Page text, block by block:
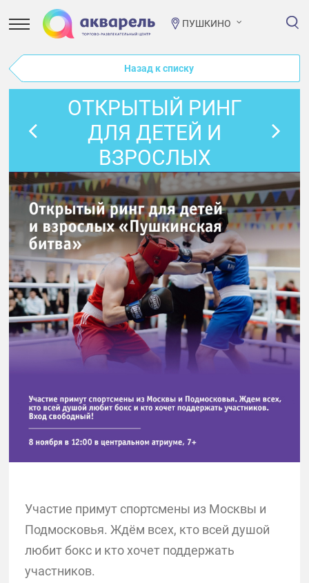
ПУШКИНО
Назад к списку
ОТКРЫТЫЙ РИНГ
ДЛЯ ДЕТЕЙ И
ВЗРОСЛЫХ
«ПУШКИНСКАЯ
БИТВА»
Участие примут спортсмены из Москвы и
Подмосковья. Ждём всех, кто всей душой
любит бокс и кто хочет поддержать
участников.